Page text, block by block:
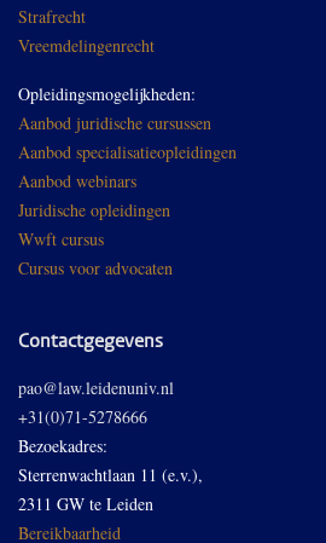
Strafrecht
Vreemdelingenrecht
Opleidingsmogelijkheden:
Aanbod juridische cursussen
Aanbod specialisatieopleidingen
Aanbod webinars
Juridische opleidingen
Wwft cursus
Cursus voor advocaten
Contactgegevens
pao@law.leidenuniv.nl
+31(0)71-5278666
Bezoekadres:
Sterrenwachtlaan 11 (e.v.),
2311 GW te Leiden
Bereikbaarheid